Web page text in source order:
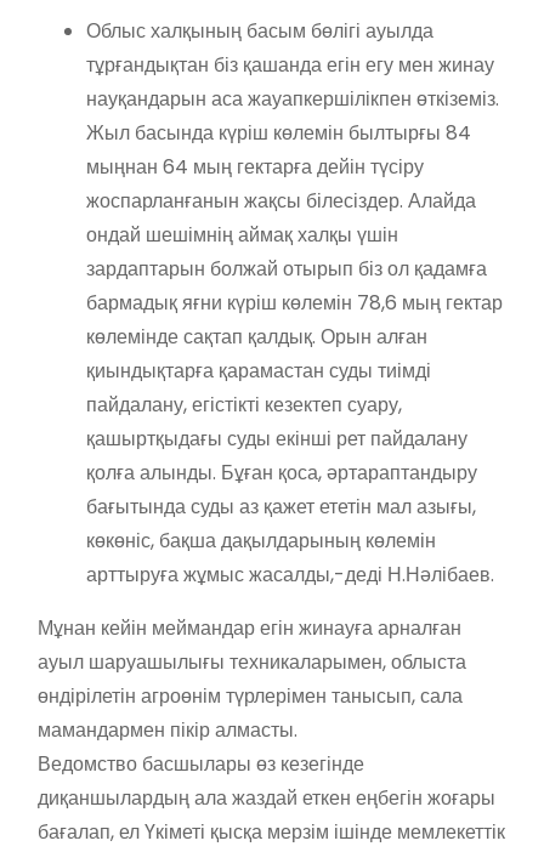
Облыс халқының басым бөлігі ауылда
тұрғандықтан біз қашанда егін егу мен жинау
науқандарын аса жауапкершілікпен өткіземіз.
Жыл басында күріш көлемін былтырғы 84
мыңнан 64 мың гектарға дейін түсіру
жоспарланғанын жақсы білесіздер. Алайда
ондай шешімнің аймақ халқы үшін
зардаптарын болжай отырып біз ол қадамға
бармадық яғни күріш көлемін 78,6 мың гектар
көлемінде сақтап қалдық. Орын алған
қиындықтарға қарамастан суды тиімді
пайдалану, егістікті кезектеп суару,
қашыртқыдағы суды екінші рет пайдалану
қолға алынды. Бұған қоса, әртараптандыру
бағытында суды аз қажет ететін мал азығы,
көкөніс, бақша дақылдарының көлемін
арттыруға жұмыс жасалды,-деді Н.Нәлібаев.
Мұнан кейін меймандар егін жинауға арналған
ауыл шаруашылығы техникаларымен, облыста
өндірілетін агроөнім түрлерімен танысып, сала
мамандармен пікір алмасты.
Ведомство басшылары өз кезегінде
диқаншылардың ала жаздай еткен еңбегін жоғары
бағалап, ел Үкіметі қысқа мерзім ішінде мемлекеттік